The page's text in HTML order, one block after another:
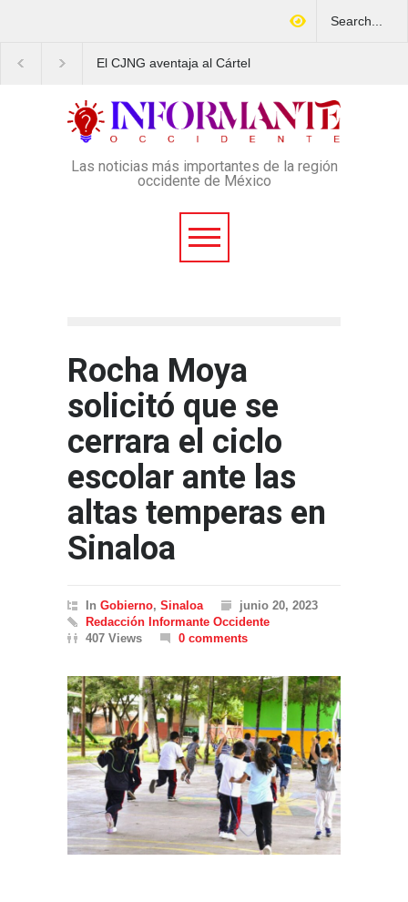
El CJNG aventaja al Cártel
Montenegro
esquema Ponzi con
4 mil afectados
Las noticias más importantes de la región
occidente de México
Rocha Moya
solicitó que se
cerrara el ciclo
escolar ante las
altas temperas en
Sinaloa
In Gobierno, Sinaloa
junio 20, 2023
Redacción Informante Occidente
407 Views
0 comments